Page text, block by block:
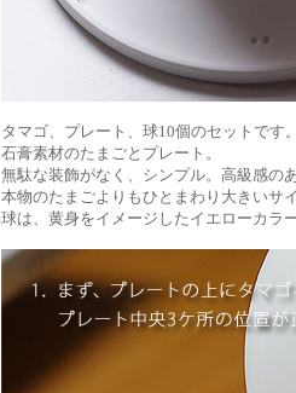
タマゴ、プレート、球10個のセットです
石膏素材のたまごとプレート。
無駄な装飾がなく、シンプル。高級感の
本物のたまごよりもひとまわり大きいサ
球は、黄身をイメージしたイエローカラ